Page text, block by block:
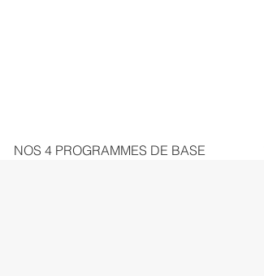
NOS 4 PROGRAMMES DE BASE